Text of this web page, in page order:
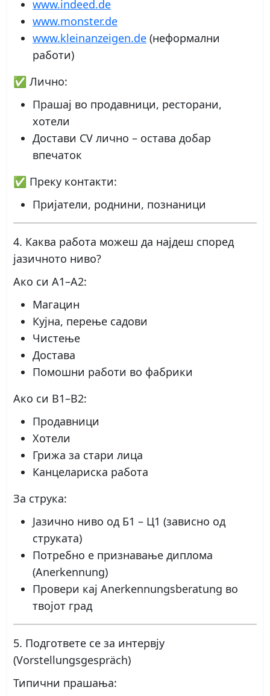
www.indeed.de
www.monster.de
www.kleinanzeigen.de (неформални
работи)
✅ Лично:
Прашај во продавници, ресторани,
хотели
Достави CV лично – остава добар
впечаток
✅ Преку контакти:
Пријатели, роднини, познаници
4. Каква работа можеш да најдеш според
јазичното ниво?
Ако си A1–A2:
Магацин
Кујна, перење садови
Чистење
Достава
Помошни работи во фабрики
Ако си B1–B2:
Продавници
Хотели
Грижа за стари лица
Канцелариска работа
За струка:
Јазично ниво од Б1 – Ц1 (зависно од
струката)
Потребно е признавање диплома
(Anerkennung)
Провери кај Anerkennungsberatung во
твојот град
5. Подгответе се за интервју
(Vorstellungsgespräch)
Типични прашања: